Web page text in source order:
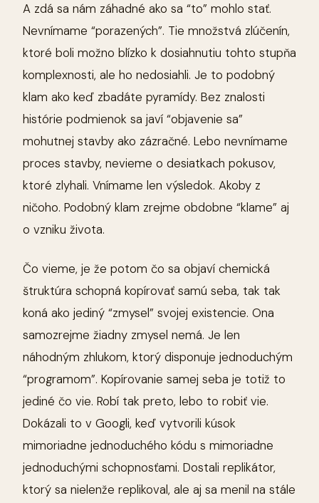
A zdá sa nám záhadné ako sa “to” mohlo stať.
Nevnímame “porazených”. Tie množstvá zlúčenín,
ktoré boli možno blízko k dosiahnutiu tohto stupňa
komplexnosti, ale ho nedosiahli. Je to podobný
klam ako keď zbadáte pyramídy. Bez znalosti
histórie podmienok sa javí “objavenie sa”
mohutnej stavby ako zázračné. Lebo nevnímame
proces stavby, nevieme o desiatkach pokusov,
ktoré zlyhali. Vnímame len výsledok. Akoby z
ničoho. Podobný klam zrejme obdobne “klame” aj
o vzniku života.
Čo vieme, je že potom čo sa objaví chemická
štruktúra schopná kopírovať samú seba, tak tak
koná ako jediný “zmysel” svojej existencie. Ona
samozrejme žiadny zmysel nemá. Je len
náhodným zhlukom, ktorý disponuje jednoduchým
“programom”. Kopírovanie samej seba je totiž to
jediné čo vie. Robí tak preto, lebo to robiť vie.
Dokázali to v Googli, keď vytvorili kúsok
mimoriadne jednoduchého kódu s mimoriadne
jednoduchými schopnosťami. Dostali replikátor,
ktorý sa nielenže replikoval, ale aj sa menil na stále